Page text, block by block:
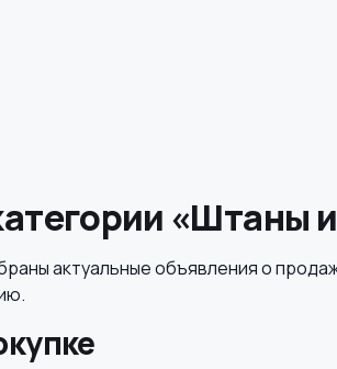
«Штаны
актуальные объявления о